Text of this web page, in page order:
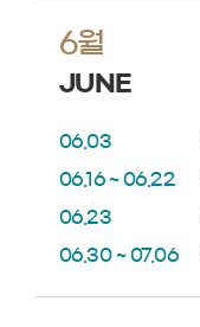
6월
JUNE
06.03
06.16 ~ 06.22
06.23
06.30 ~ 07.06